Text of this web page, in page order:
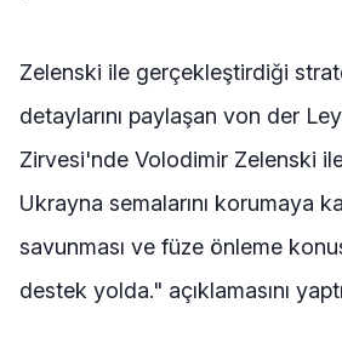
Zelenski ile gerçekleştirdiği
detaylarını paylaşan von der
Zirvesi'nde Volodimir Zelenski
Ukrayna semalarını korumaya
savunması ve füze önleme
destek yolda." açıklamasını